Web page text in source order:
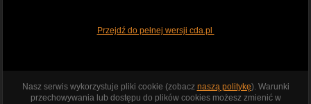
Przejdź do pełnej wersji cda.pl
Nasz serwis wykorzystuje pliki cookie (zobacz naszą politykę). Warunki
przechowywania lub dostępu do plików cookies możesz zmienić w